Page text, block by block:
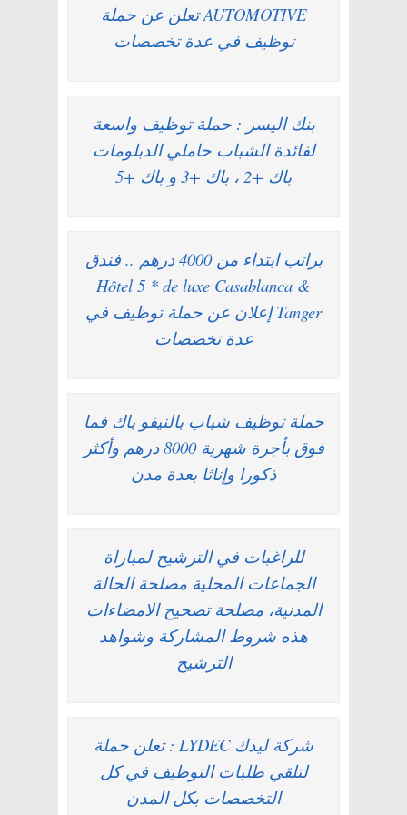
AUTOMOTIVE تعلن عن حملة
توظيف في عدة تخصصات
بنك اليسر : حملة توظيف واسعة
لفائدة الشباب حاملي الدبلومات
باك +2 ، باك +3 و باك +5
براتب ابتداء من 4000 درهم .. فندق
Hôtel 5 * de luxe Casablanca &
Tanger إعلان عن حملة توظيف في
عدة تخصصات
حملة توظيف شباب بالنيفو باك فما
فوق بأجرة شهرية 8000 درهم وأكثر
ذكورا وإناثا بعدة مدن
للراغبات في الترشيح لمباراة
الجماعات المحلية مصلحة الحالة
المدنية، مصلحة تصحيح الامضاءات
هذه شروط المشاركة وشواهد
الترشيح
شركة ليدك LYDEC : تعلن حملة
لتلقي طلبات التوظيف في كل
التخصصات بكل المدن